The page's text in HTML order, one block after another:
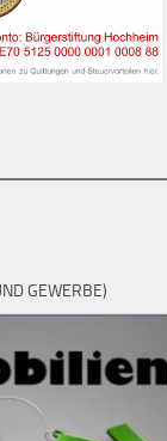
2G-
GEWERBE)